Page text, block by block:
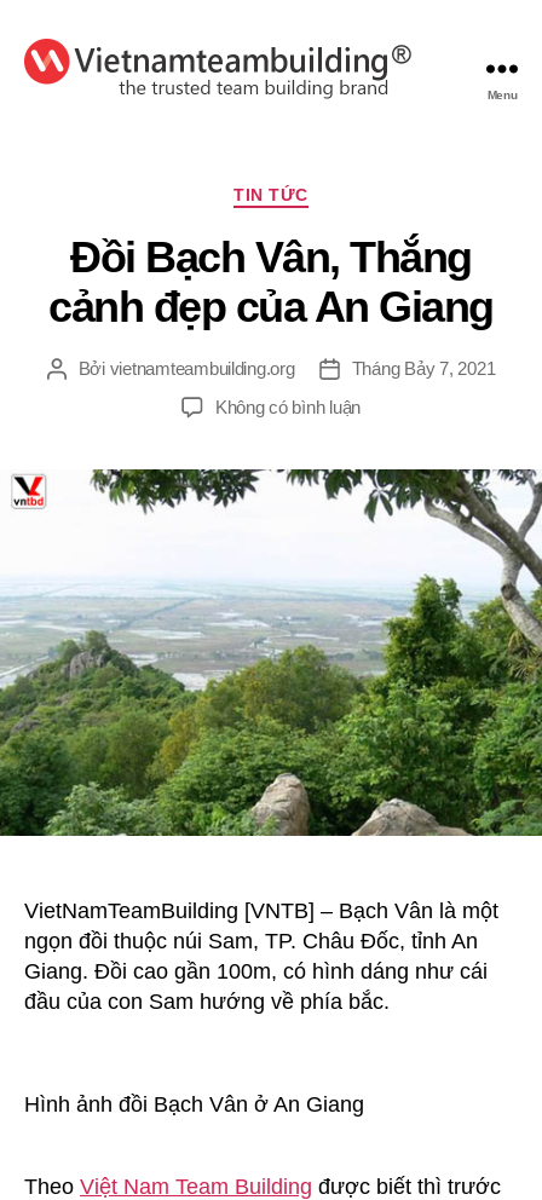
Menu
Chuyên
TIN TỨC
Đồi Bạch Vân, Thắng
cảnh đẹp của An Giang
TácBởi vietnamteambuilding.org
Ngày
đăng
Tháng Bảy 7, 2021
Không có bình luậnở
Vân,
Thắng
của
An
Giang
VietNamTeamBuilding [VNTB] – Bạch Vân là một
ngọn đồi thuộc núi Sam, TP. Châu Đốc, tỉnh An
Giang. Đồi cao gần 100m, có hình dáng như cái
đầu của con Sam hướng về phía bắc.
Hình ảnh đồi Bạch Vân ở An Giang
Theo Việt Nam Team Building được biết thì trước